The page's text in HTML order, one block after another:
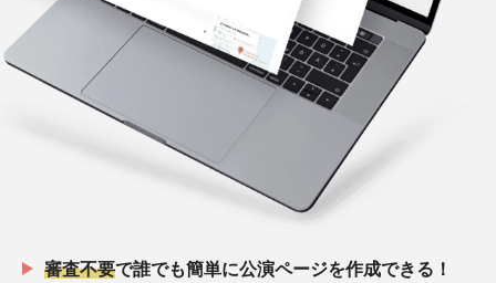
審査不要で誰でも簡単に公演ページを作成できる！